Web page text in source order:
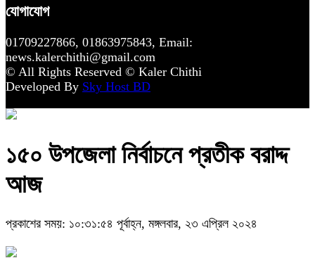
যোগাযোগ
01709227866, 01863975843, Email:
news.kalerchithi@gmail.com
© All Rights Reserved © Kaler Chithi
Developed By Sky Host BD
১৫০ উপজেলা নির্বাচনে প্রতীক বরাদ্দ
আজ
প্রকাশের সময়: ১০:৩১:৫৪ পূর্বাহ্ন, মঙ্গলবার, ২৩ এপ্রিল ২০২৪